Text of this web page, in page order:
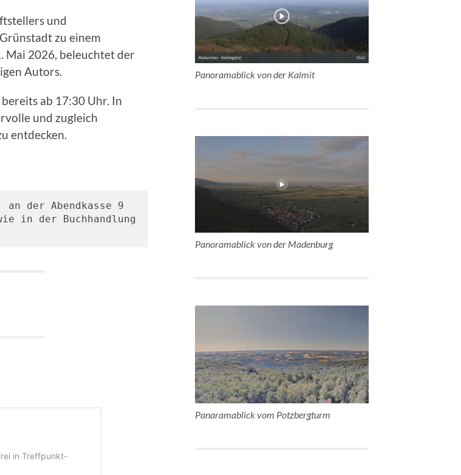
und
zu einem
Mai 2026, beleuchtet der
Autors.
ab 17:30 Uhr. In
und zugleich
entdecken.
der Abendkasse 9
in der Buchhandlung
Panoramablick von der Kalmit
Panoramablick von der Madenburg
Panaramablick vom Potzbergturm